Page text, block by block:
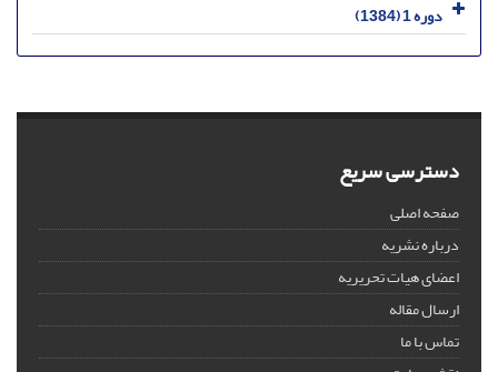
دوره 1 (1384)
دسترسی سریع
صفحه اصلی
درباره نشریه
اعضای هیات تحریریه
ارسال مقاله
تماس با ما